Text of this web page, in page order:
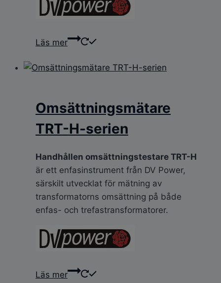
Läs mer
Omsättningsmätare
TRT-H-serien
Handhållen omsättningstestare TRT-H
är ett enfasinstrument från DV Power,
särskilt utvecklat för mätning av
transformatorns omsättning på både
enfas- och trefastransformatorer.
Läs mer